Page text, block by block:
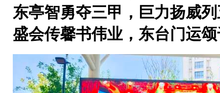
东亭智勇夺三甲，巨力扬威
盛会传馨书伟业，东台门运